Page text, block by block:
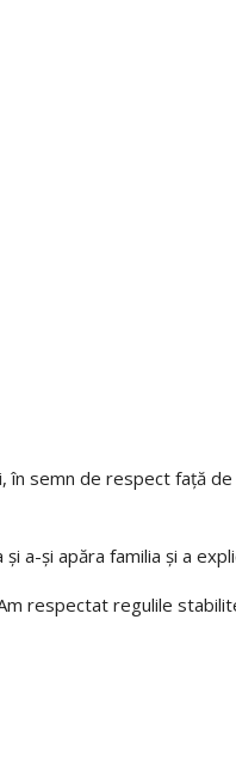
în semn de respect față
a-și apăra familia și a
respectat regulile